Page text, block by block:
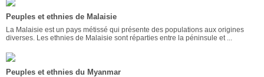
Peuples et ethnies de Malaisie
La Malaisie est un pays métissé qui présente des populations aux origines
diverses. Les ethnies de Malaisie sont réparties entre la péninsule et ...
Peuples et ethnies du Myanmar